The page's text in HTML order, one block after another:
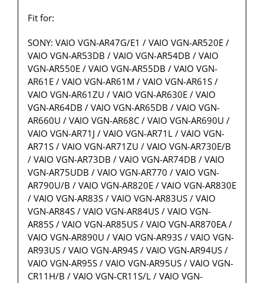
Fit for:
SONY: VAIO VGN-AR47G/E1 / VAIO VGN-AR520E /
VAIO VGN-AR53DB / VAIO VGN-AR54DB / VAIO
VGN-AR550E / VAIO VGN-AR55DB / VAIO VGN-
AR61E / VAIO VGN-AR61M / VAIO VGN-AR61S /
VAIO VGN-AR61ZU / VAIO VGN-AR630E / VAIO
VGN-AR64DB / VAIO VGN-AR65DB / VAIO VGN-
AR660U / VAIO VGN-AR68C / VAIO VGN-AR690U /
VAIO VGN-AR71J / VAIO VGN-AR71L / VAIO VGN-
AR71S / VAIO VGN-AR71ZU / VAIO VGN-AR730E/B
/ VAIO VGN-AR73DB / VAIO VGN-AR74DB / VAIO
VGN-AR75UDB / VAIO VGN-AR770 / VAIO VGN-
AR790U/B / VAIO VGN-AR820E / VAIO VGN-AR830E
/ VAIO VGN-AR83S / VAIO VGN-AR83US / VAIO
VGN-AR84S / VAIO VGN-AR84US / VAIO VGN-
AR85S / VAIO VGN-AR85US / VAIO VGN-AR870EA /
VAIO VGN-AR890U / VAIO VGN-AR93S / VAIO VGN-
AR93US / VAIO VGN-AR94S / VAIO VGN-AR94US /
VAIO VGN-AR95S / VAIO VGN-AR95US / VAIO VGN-
CR11H/B / VAIO VGN-CR11S/L / VAIO VGN-